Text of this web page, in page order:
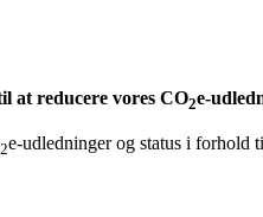
at reducere vores CO2e-
2e-udledninger og status i forhold